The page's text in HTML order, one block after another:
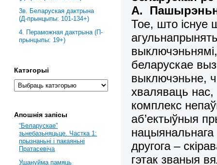
А.
Тое, што існуе
беларускае
выключэньне,
хваляваць нас,
комплекс
аб’ектыўныя
нацыянальнага
другога –
гэтак званыя
3в. Беларуская дактрына
(Д-прынцыпы: 101-134+)
4. Пераможная дактрына (П-
прынцыпы: 19+)
Катэгорыі
Апошнія запісы
“Беларускае”
зьнебазьняцьце. Частка 1:
прызнаньні і пакаяньні
Пратасевіча
Ушануйма памяць